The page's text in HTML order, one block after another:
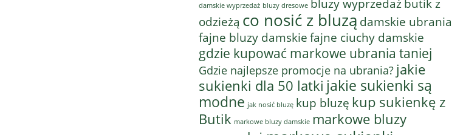
damskie wyprzedaż bluzy dresowe bluzy wyprzedaż butik z
odzieżą co nosić z bluzą damskie ubrania
fajne bluzy damskiefajne ciuchy damskie
gdzie kupować markowe ubrania taniej
Gdzie najlepsze promocje na ubrania? jakie
sukienki dla 50 latki jakie sukienki są
modne jak nosić bluzę kup bluzę kup sukienkę z
Butik markowe bluzy damskie markowe bluzy